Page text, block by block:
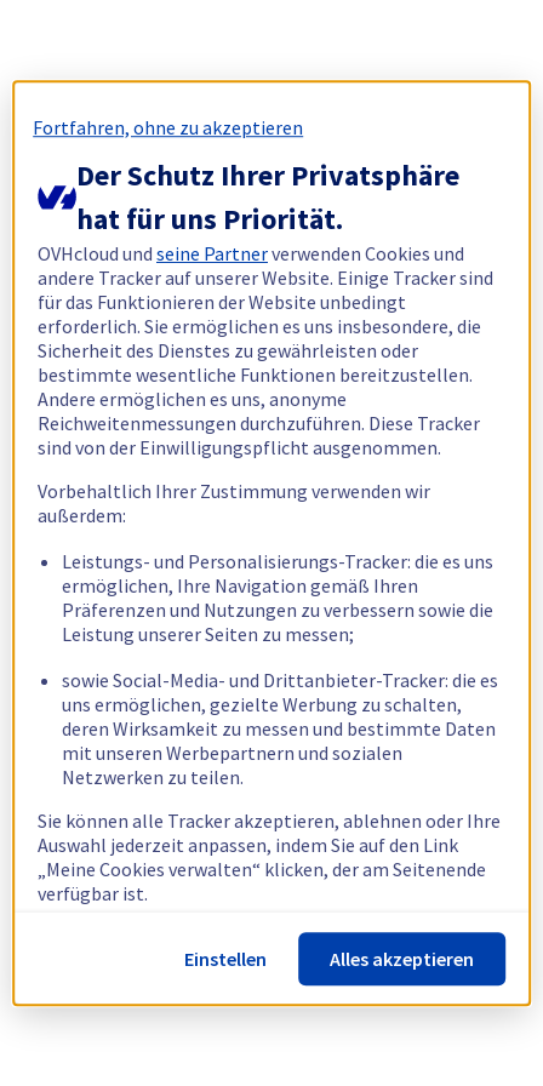
Fortfahren, ohne zu akzeptieren
Der Schutz Ihrer Privatsphäre
hat für uns Priorität.
OVHcloud undseine Partnerverwenden Cookies und
andere Tracker auf unserer Website. Einige Tracker sind
für das Funktionieren der Website unbedingt
erforderlich. Sie ermöglichen es uns insbesondere, die
Sicherheit des Dienstes zu gewährleisten oder
bestimmte wesentliche Funktionen bereitzustellen.
Andere ermöglichen es uns, anonyme
Reichweitenmessungen durchzuführen. Diese Tracker
sind von der Einwilligungspflicht ausgenommen.
Vorbehaltlich Ihrer Zustimmung verwenden wir
außerdem:
Leistungs- und Personalisierungs-Tracker: die es uns
ermöglichen, Ihre Navigation gemäß Ihren
Präferenzen und Nutzungen zu verbessern sowie die
Leistung unserer Seiten zu messen;
sowie Social-Media- und Drittanbieter-Tracker: die es
uns ermöglichen, gezielte Werbung zu schalten,
deren Wirksamkeit zu messen und bestimmte Daten
mit unseren Werbepartnern und sozialen
Netzwerken zu teilen.
Sie können alle Tracker akzeptieren, ablehnen oder Ihre
Auswahl jederzeit anpassen, indem Sie auf den Link
„Meine Cookies verwalten“ klicken, der am Seitenende
verfügbar ist.
Weitere Informationen finden Sie in unsererRichtlinie
zur Verwendung von Cookies.
Einstellen Alles akzeptieren